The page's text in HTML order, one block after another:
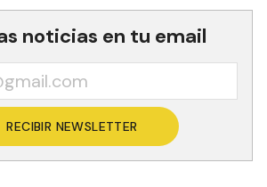
noticias en tu email
RECIBIR NEWSLETTER